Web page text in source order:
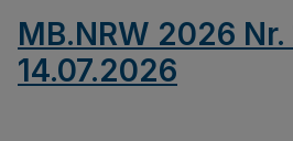
MB.NRW 2026 Nr.
14.07.2026